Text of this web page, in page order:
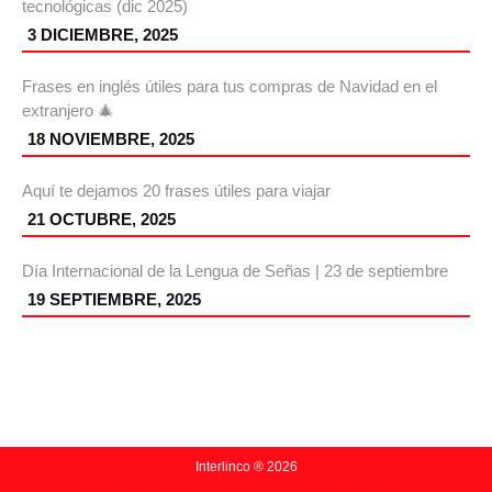
tecnológicas (dic 2025)
3 DICIEMBRE, 2025
Frases en inglés útiles para tus compras de Navidad en el
extranjero 🎄
18 NOVIEMBRE, 2025
Aquí te dejamos 20 frases útiles para viajar
21 OCTUBRE, 2025
Día Internacional de la Lengua de Señas | 23 de septiembre
19 SEPTIEMBRE, 2025
Interlinco ® 2026